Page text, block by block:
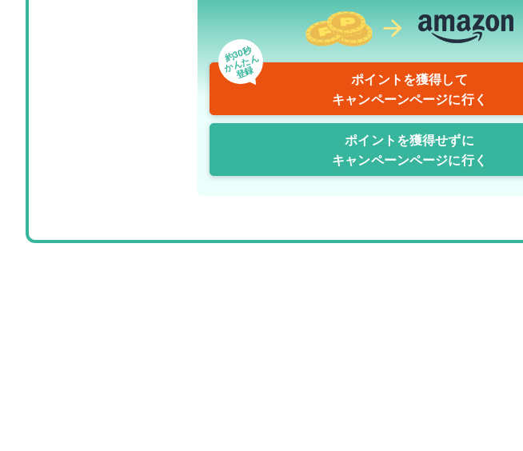
約30秒
かんたん
登録
ポイントを獲得して
キャンペーンページに行く
ポイントを獲得せずに
キャンペーンページに行く